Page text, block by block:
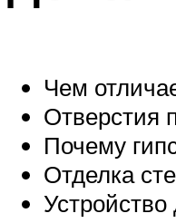
Чем
Отверстия
Почему
Отделка
Устройство